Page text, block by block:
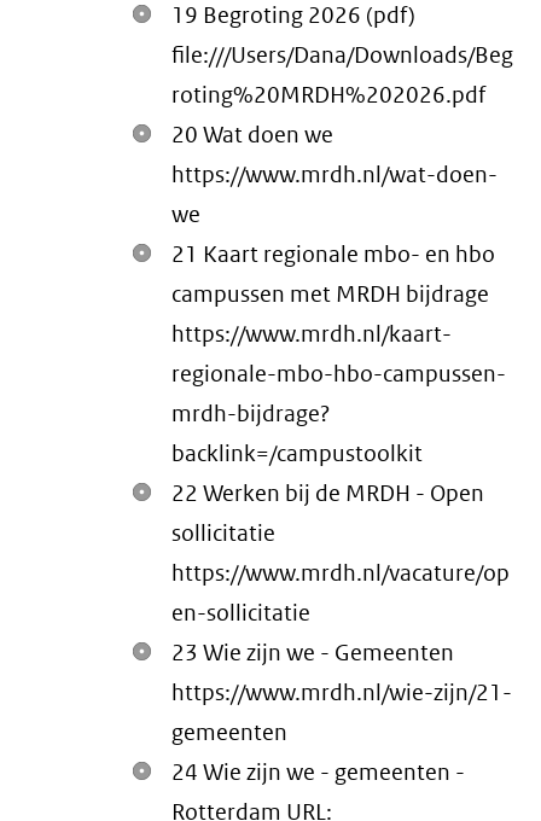
19 Begroting 2026 (pdf)
file:///Users/Dana/Downloads/Beg
roting%20MRDH%202026.pdf
20 Wat doen we
https://www.mrdh.nl/wat-doen-
we
21 Kaart regionale mbo- en hbo
campussen met MRDH bijdrage
https://www.mrdh.nl/kaart-
regionale-mbo-hbo-campussen-
mrdh-bijdrage?
backlink=/campustoolkit
22 Werken bij de MRDH - Open
sollicitatie
https://www.mrdh.nl/vacature/op
en-sollicitatie
23 Wie zijn we - Gemeenten
https://www.mrdh.nl/wie-zijn/21-
gemeenten
24 Wie zijn we - gemeenten -
Rotterdam URL: